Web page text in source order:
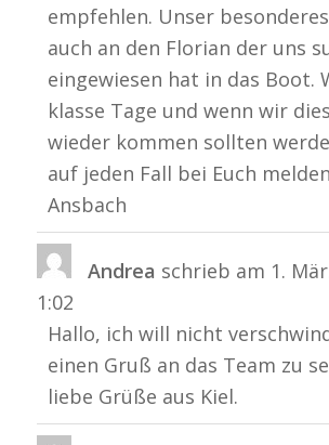
empfehlen. Unser
auch an den Florian der uns
eingewiesen hat in das Boot.
klasse Tage und wenn wir
wieder kommen sollten
auf jeden Fall bei Euch
Ansbach
Andrea schrieb am 1.
1:02
Hallo, ich will nicht
einen Gruß an das Team zu
liebe Grüße aus Kiel.